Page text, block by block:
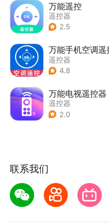
万能遥控
遥控器
2.5
遥控器
4.8
万能电视遥控器
遥控器
2.0
联系我们